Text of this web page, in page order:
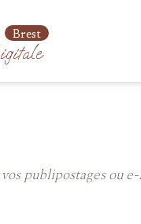
Brest
publipostages ou